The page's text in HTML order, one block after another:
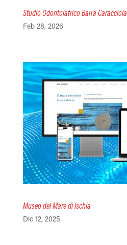
Studio Odontoiatrico Barra Caracciola
Feb 28, 2026
Museo del Mare di Ischia
Dic 12, 2025